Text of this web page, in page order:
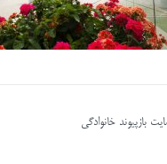
بازپیوند خانوادگی